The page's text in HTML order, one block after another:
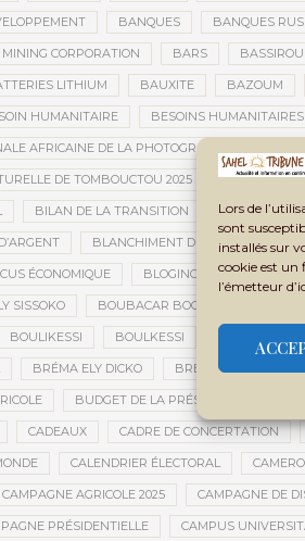
Lors de
sont
installés sur
cookie est un
l’émetteur
BANQUES BANQUES
CORPORATION BARS
LITHIUM BAUXITE BAZOUM
HUMANITAIRE BESOINS HUMANITAIRES
AFRICAINE DE LA PHOTOGRAPHIE
DE TOMBOUCTOU 2025 BIENNALE
BILAN DE LA TRANSITION BILAN DES
BLANCHIMENT DE CAPITAUX
ÉCONOMIQUE BLOGING BNDA
SISSOKO BOUBACAR BOCOUM
BOULIKESSI BOULKESSI
BRÉMA ELY DICKO BRÉSIL BRICE
BUDGET DE LA PRÉSIDENCE
CADEAUX CADRE DE CONCERTATION
CALENDRIER ÉLECTORAL
CAMPAGNE AGRICOLE 2025 CAMPAGNE DE
PRÉSIDENTIELLE CAMPUS